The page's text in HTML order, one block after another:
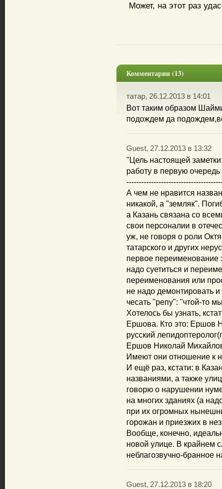
Может, на этот раз
Комментарии (13)
татар, 26.12.2013 в 14:01
Вот таким образом
подождем да
Guest, 27.12.2013 в 13:32
"Цель настоящей
работу в первую
А чем не нравится
никакой, а "земляк".
а Казань связана со
свои персоналии в
уж, не говоря о роли
татарского и других
первое переименование
надо суетиться и
переименования или
не надо демонтировать
чесать "репу": "чтой-то
Хотелось бы узнать,
Ершова. Кто это: Ершов
русский
Ершов Николай
Имеют они отношение к
И ещё раз, кстати: в
названиями, а также
говорю о нарушении
на многих зданиях (а
при их огромных
горожан и приезжих в
Вообще, конечно,
новой улице. В крайнем
неблагозвучно-бранное
Guest, 27.12.2013 в 18:20